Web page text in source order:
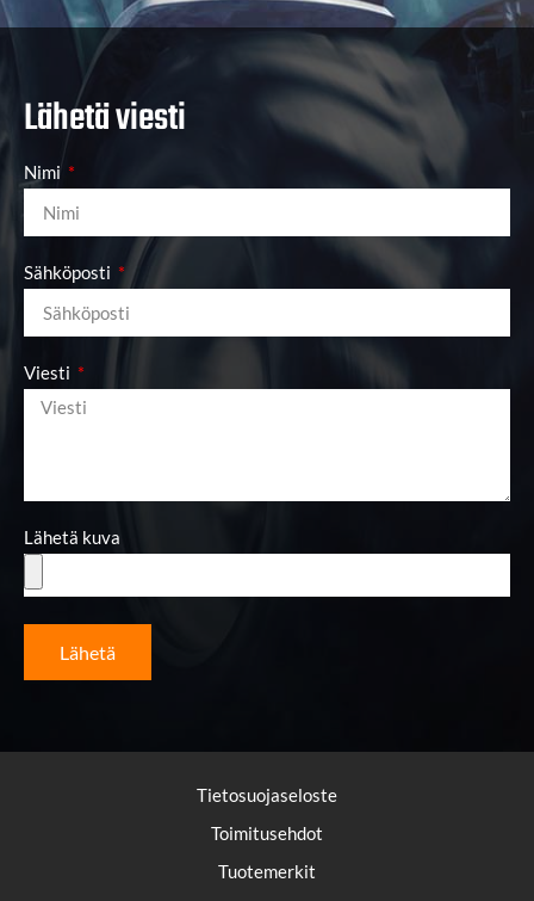
Lähetä viesti
Nimi
Sähköposti
Viesti
Lähetä kuva
Lähetä
Tietosuojaseloste
Toimitusehdot
Tuotemerkit